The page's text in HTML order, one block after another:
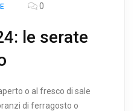
0
le serate
o al fresco di sale
di ferragosto o